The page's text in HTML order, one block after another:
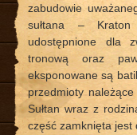
zabudowie
sułtana –
udostępnione dla
tronową oraz
eksponowane są
przedmioty
Sułtan wraz z
część zamknięta jest